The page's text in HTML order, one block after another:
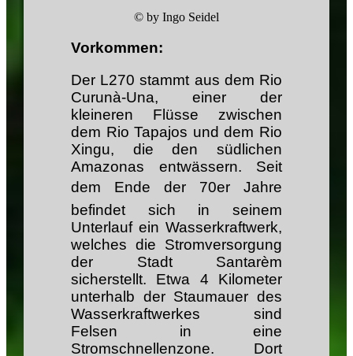
© by Ingo Seidel
Vorkommen:
Der L270 stammt aus dem Rio
Curunà-Una, einer der
kleineren Flüsse zwischen
dem Rio Tapajos und dem Rio
Xingu, die den südlichen
Amazonas entwässern. Seit
dem Ende der 70er Jahre
befindet sich in seinem
Unterlauf ein Wasserkraftwerk,
welches die Stromversorgung
der Stadt Santarèm
sicherstellt. Etwa 4 Kilometer
unterhalb der Staumauer des
Wasserkraftwerkes sind
Felsen in eine
Stromschnellenzone. Dort